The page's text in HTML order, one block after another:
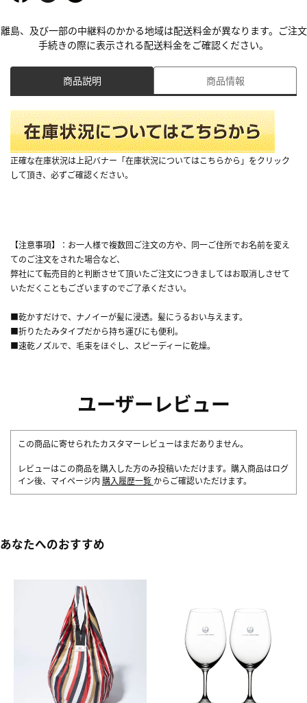
離島、及び一部の中継料のかかる地域は配送料金が異なります。ご注文
手続きの際に表示される配送料金をご確認ください。
商品説明 商品情報
正確な在庫状況は上記バナー「在庫状況についてはこちらから」をクリック
して頂き、必ずご確認ください。
【注意事項】：お一人様で複数回ご注文の方や、同一ご住所でお名前を変え
てのご注文をされた場合など、
弊社にて転売目的と判断させて頂いたご注文につきましてはお取消しさせて
いただくこともございますのでご了承ください。
■乾かすだけで、ナノイーが髪に浸透。髪にうるおい与えます。
■折りたたみタイプだから持ち運びにも便利。
■速乾ノズルで、毛束をほぐし、スピーディーに乾燥。
ユーザーレビュー
この商品に寄せられたカスタマーレビューはまだありません。
レビューはこの商品を購入した方のみ投稿いただけます。購入商品はログ
イン後、マイページ内 購入履歴一覧 からご確認いただけます。
あなたへのおすすめ